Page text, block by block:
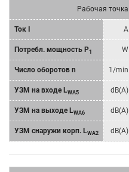
Рабочая точка
Ток I A
Потребл. мощность P1 W
Число оборотов n 1/min
УЗМ на входе LWA5 dB(A)
УЗМ на выходе LWA6 dB(A)
УЗМ снаружи корп. LWA2 dB(A)